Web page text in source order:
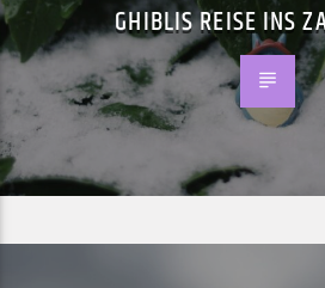
GHIBLIS REISE INS